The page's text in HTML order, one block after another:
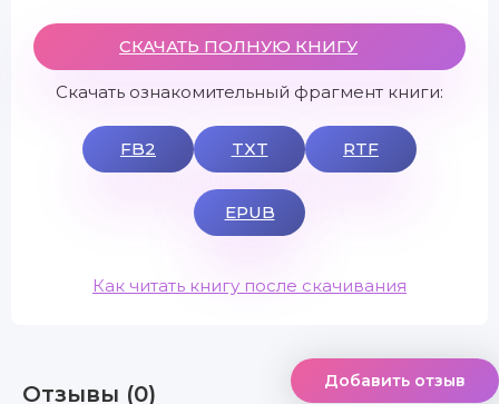
СКАЧАТЬ ПОЛНУЮ КНИГУ
Скачать ознакомительный фрагмент книги:
FB2 TXT RTF
EPUB
Как читать книгу после скачивания
Отзывы (0) Добавить отзыв